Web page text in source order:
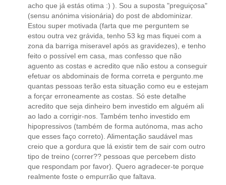
acho que já estás otima :) ). Sou a suposta "preguiçosa"
(sensu anónima visionária) do post de abdominizar.
Estou super motivada (farta que me perguntem se
estou outra vez grávida, tenho 53 kg mas fiquei com a
zona da barriga miseravel após as gravidezes), e tenho
feito o possível em casa, mas confesso que não
aguento as costas e acredito que não estou a conseguir
efetuar os abdominais de forma correta e pergunto.me
quantas pessoas terão esta situação como eu e estejam
a forçar erroneamente as costas. Só este detalhe
acredito que seja dinheiro bem investido em alguém ali
ao lado a corrigir-nos. Também tenho investido em
hipopressivos (também de forma autónoma, mas acho
que esses faço correto). Alimentação saudável mas
creio que a gordura que lá existir tem de sair com outro
tipo de treino (correr?? pessoas que percebem disto
que respondam por favor). Quero agradecer-te porque
realmente foste o empurrão que faltava.